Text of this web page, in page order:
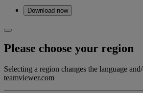
Download now
Please choose your region
Selecting a region changes the language
teamviewer.com